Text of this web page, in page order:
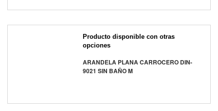
Producto disponible con otras
opciones
ARANDELA PLANA CARROCERO DIN-
9021 SIN BAÑO M